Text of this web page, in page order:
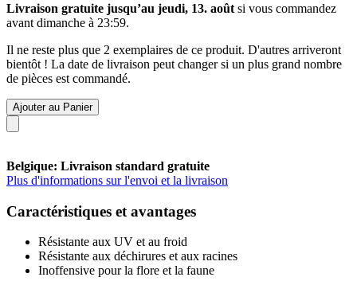
Livraison gratuite jusqu’au jeudi, 13. août si vous commandez
avant dimanche à 23:59.
Il ne reste plus que 2 exemplaires de ce produit. D'autres arriveront
bientôt ! La date de livraison peut changer si un plus grand nombre
de pièces est commandé.
Ajouter au Panier
Belgique: Livraison standard gratuite
Plus d'informations sur l'envoi et la livraison
Caractéristiques et avantages
Résistante aux UV et au froid
Résistante aux déchirures et aux racines
Inoffensive pour la flore et la faune